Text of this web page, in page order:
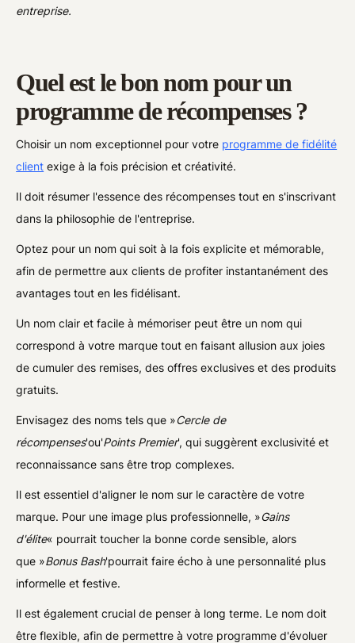
entreprise.
Quel est le bon nom pour un
programme de récompenses ?
Choisir un nom exceptionnel pour votre programme de fidélité
client exige à la fois précision et créativité.
Il doit résumer l'essence des récompenses tout en s'inscrivant
dans la philosophie de l'entreprise.
Optez pour un nom qui soit à la fois explicite et mémorable,
afin de permettre aux clients de profiter instantanément des
avantages tout en les fidélisant.
Un nom clair et facile à mémoriser peut être un nom qui
correspond à votre marque tout en faisant allusion aux joies
de cumuler des remises, des offres exclusives et des produits
gratuits.
Envisagez des noms tels que »Cercle de
récompenses'ou'Points Premier', qui suggèrent exclusivité et
reconnaissance sans être trop complexes.
Il est essentiel d'aligner le nom sur le caractère de votre
marque. Pour une image plus professionnelle, »Gains
d'élite« pourrait toucher la bonne corde sensible, alors
que »Bonus Bash'pourrait faire écho à une personnalité plus
informelle et festive.
Il est également crucial de penser à long terme. Le nom doit
être flexible, afin de permettre à votre programme d'évoluer